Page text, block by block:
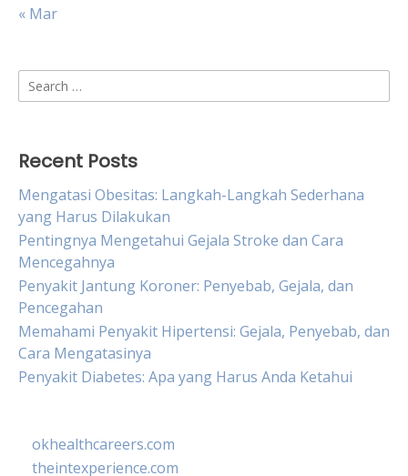
« Mar
Search
for:
Recent Posts
Mengatasi Obesitas: Langkah-Langkah Sederhana
yang Harus Dilakukan
Pentingnya Mengetahui Gejala Stroke dan Cara
Mencegahnya
Penyakit Jantung Koroner: Penyebab, Gejala, dan
Pencegahan
Memahami Penyakit Hipertensi: Gejala, Penyebab, dan
Cara Mengatasinya
Penyakit Diabetes: Apa yang Harus Anda Ketahui
okhealthcareers.com
theintexperience.com